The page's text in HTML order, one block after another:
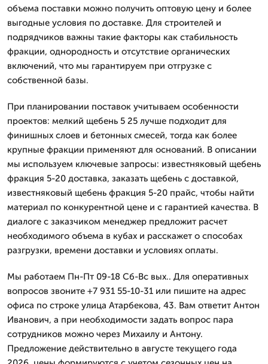
объема поставки можно получить оптовую цену и более
выгодные условия по доставке. Для строителей и
подрядчиков важны такие факторы как стабильность
фракции, однородность и отсутствие органических
включений, что мы гарантируем при отгрузке с
собственной базы.
При планировании поставок учитываем особенности
проектов: мелкий щебень 5 25 лучше подходит для
финишных слоев и бетонных смесей, тогда как более
крупные фракции применяют для оснований. В описании
мы используем ключевые запросы: известняковый щебень
фракция 5-20 доставка, заказать щебень с доставкой,
известняковый щебень фракция 5-20 прайс, чтобы найти
материал по конкурентной цене и с гарантией качества. В
диалоге с заказчиком менеджер предложит расчет
необходимого объема в кубах и расскажет о способах
разгрузки, времени доставки и условиях оплаты.
Мы работаем Пн-Пт 09-18 Сб-Вс вых.. Для оперативных
вопросов звоните +7 931 55-10-31 или пишите на адрес
офиса по строке улица Атарбекова, 43. Вам ответит Антон
Иванович, а при необходимости задать вопрос пара
сотрудников можно через Михаилу и Антону.
Предложение действительно в августе текущего года